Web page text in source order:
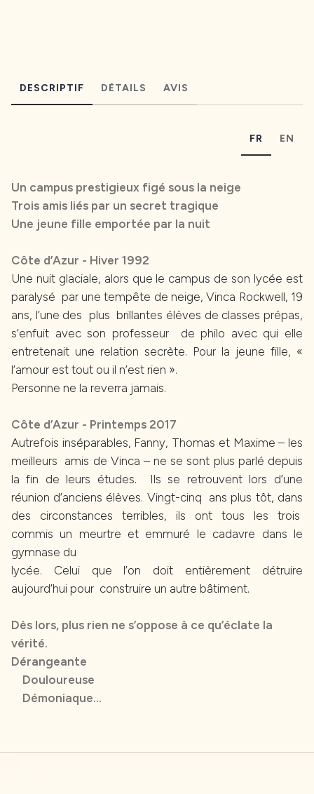
DESCRIPTIF DÉTAILS AVIS
FR EN
Un campus prestigieux figé sous la neige
Trois amis liés par un secret tragique
Une jeune fille emportée par la nuit
Côte d’Azur - Hiver 1992
Une nuit glaciale, alors que le campus de son lycée est
paralysé par une tempête de neige, Vinca Rockwell, 19
ans, l’une des plus brillantes élèves de classes prépas,
s’enfuit avec son professeur de philo avec qui elle
entretenait une relation secrète. Pour la jeune fille, «
l’amour est tout ou il n’est rien ».
Personne ne la reverra jamais.
Côte d’Azur - Printemps 2017
Autrefois inséparables, Fanny, Thomas et Maxime – les
meilleurs amis de Vinca – ne se sont plus parlé depuis
la fin de leurs études. Ils se retrouvent lors d’une
réunion d’anciens élèves. Vingt-cinq ans plus tôt, dans
des circonstances terribles, ils ont tous les trois
commis un meurtre et emmuré le cadavre dans le
gymnase du
lycée. Celui que l’on doit entièrement détruire
aujourd’hui pour construire un autre bâtiment.
Dès lors, plus rien ne s’oppose à ce qu’éclate la
vérité.
Dérangeante
Douloureuse
Démoniaque…